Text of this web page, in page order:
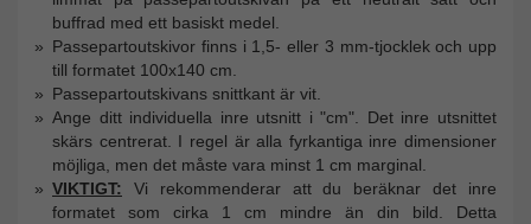
buffrad med ett basiskt medel.
Passepartoutskivor finns i 1,5- eller 3 mm-tjocklek och upp
till formatet 100x140 cm.
Passepartoutskivans snittkant är vit.
Ange ditt individuella inre utsnitt i "cm". Det inre utsnittet
skärs centrerat. I regel är alla fyrkantiga inre dimensioner
möjliga, men det måste vara minst 1 cm marginal.
VIKTIGT:
Vi rekommenderar att du beräknar det inre
formatet som cirka 1 cm mindre än din bild. Detta